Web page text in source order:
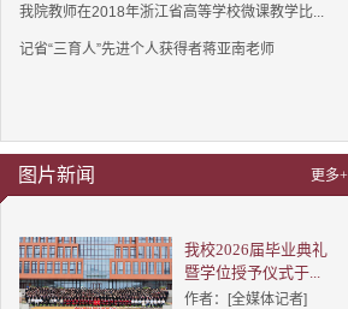
我院教师在2018年浙江省高等学校微课教学比...
记省“三育人”先进个人获得者蒋亚南老师
图片新闻 更多+
我校2026届毕业典礼
暨学位授予仪式于...
作者：[全媒体记者]